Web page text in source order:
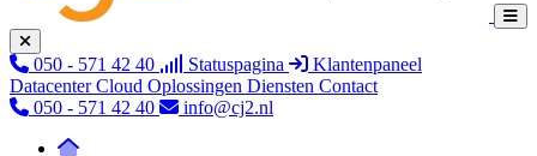
050 - 571 42 40 Statuspagina
Klantenpaneel
Datacenter Cloud Oplossingen Diensten Contact
050 - 571 42 40
info@cj2.nl